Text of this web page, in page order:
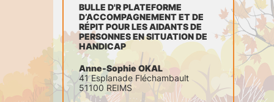
BULLE D'R PLATEFORME
D’ACCOMPAGNEMENT ET DE
RÉPIT POUR LES AIDANTS DE
PERSONNES EN SITUATION DE
HANDICAP
Anne-Sophie OKAL
41 Esplanade Fléchambault
51100 REIMS